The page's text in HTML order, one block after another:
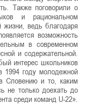
Также поговорили о
и рациональном
жизни, ведь благодаря
возможность
в современном
и содержательной.
интерес школьников
1994 году молодежной
Словению и то, каким
не только доехать до
среди команд U-22».